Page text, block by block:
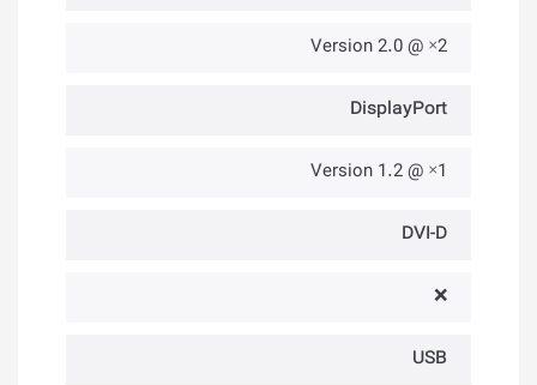
2× @ Version 2.0
DisplayPort
1× @ Version 1.2
DVI-D
❌
USB